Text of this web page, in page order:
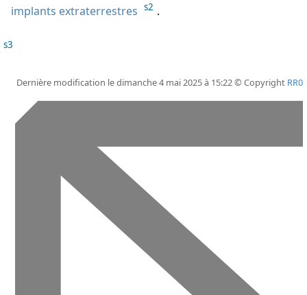
implants extraterrestres s2 .
s3
Dernière modification le dimanche 4 mai 2025 à 15:22 © Copyright RR0